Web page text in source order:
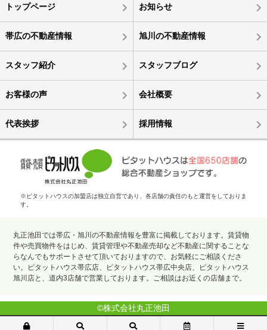
トップページ お知らせ
帯広の不動産情報 旭川の不動産情報
スタッフ紹介 スタッフブログ
お客様の声 会社概要
代表挨拶 採用情報
※ピタットハウスの加盟店は独立自営であり、各店舗の責任のもと運営をしておりま
す。
丸正池田では帯広・旭川の不動産情報を豊富に掲載しております。賃貸物
件や売買物件をはじめ、賃貸管理や不動産売却など不動産に関することな
らなんでもサポートさせて頂いておりますので、お気軽にご相談くださ
い。ピタットハウス帯広店、ピタットハウス帯広中央店、ピタットハウス
旭川店と、道内3店舗で営業しております。ご相談はお近くの店舗まで。
©株式会社丸正池田